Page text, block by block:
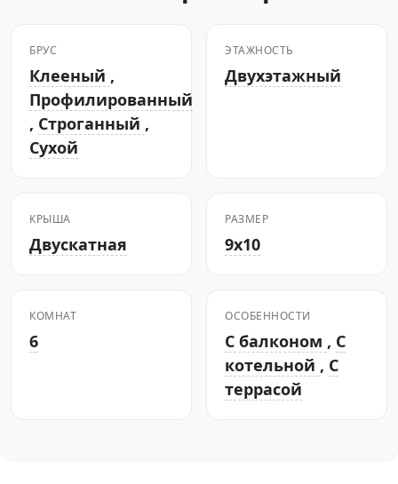
БРУС
Клееный ,
Профилированный
, Строганный ,
Сухой
ЭТАЖНОСТЬ
Двухэтажный
КРЫША
Двускатная
РАЗМЕР
9х10
КОМНАТ
6
ОСОБЕННОСТИ
С балконом , С
котельной , С
террасой